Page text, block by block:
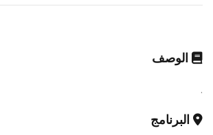
الوصف
.
البرنامج